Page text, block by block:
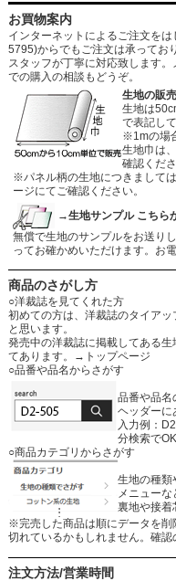
お買物案内
インターネットによるご注文を
5795)からでもご注文は承ってお
スタッフが丁寧に対応致します。
での購入の相談もどうぞ。
生地の販
生地は
で表記し
※1mの場
生地巾は
確認くださ
※パネル柄の生地につきまして
ージにてご確認ください。
→生地サンプル こちら
無償で生地のサンプルをお送り
ってお確かめいただけます。お
商品のさがし方
○洋裁誌を見てくれた方
初めての方は、洋裁誌のタイア
と思います。
発売中の洋裁誌に掲載してある
てあります。
→トップページ
○品番や品名からさがす
品番や品名
ヘッダーに
入力例：
分検索でOK
○商品カテゴリからさがす
生地の種類
メニューな
裏地や接着
※完売した商品は順にデータを削
切れているかもしれません。確認
注文方法/営業時間